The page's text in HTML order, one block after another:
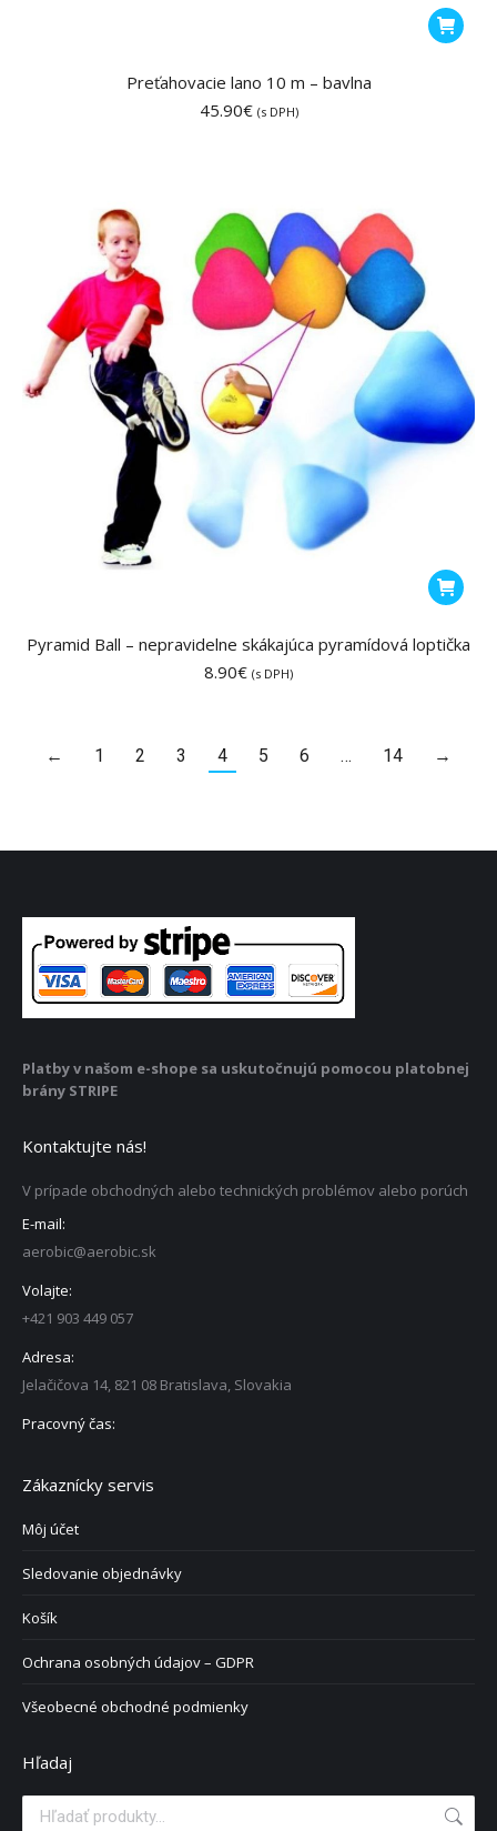
Preťahovacie lano 10 m – bavlna
45.90€ (s DPH)
Pyramid Ball – nepravidelne skákajúca pyramídová loptička
8.90€ (s DPH)
← 1 2 3 4 5 6 … 14 →
Platby v našom e-shope sa uskutočnujú pomocou platobnej
brány STRIPE
Kontaktujte nás!
V prípade obchodných alebo technických problémov alebo porúch
E-mail:
aerobic@aerobic.sk
Volajte:
+421 903 449 057
Adresa:
Jelačičova 14, 821 08 Bratislava, Slovakia
Pracovný čas:
Zákaznícky servis
Môj účet
Sledovanie objednávky
Košík
Ochrana osobných údajov – GDPR
Všeobecné obchodné podmienky
Hľadaj